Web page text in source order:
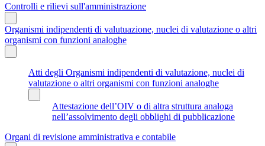
Controlli e rilievi sull'amministrazione
Organismi indipendenti di valutuazione, nuclei di valutazione o altri
organismi con funzioni analoghe
Atti degli Organismi indipendenti di valutazione, nuclei di
valutazione o altri organismi con funzioni analoghe
Attestazione dell’OIV o di altra struttura analoga
nell’assolvimento degli obblighi di pubblicazione
Organi di revisione amministrativa e contabile